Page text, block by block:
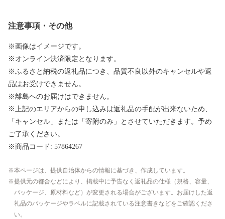
注意事項・その他
※画像はイメージです。
※オンライン決済限定となります。
※ふるさと納税の返礼品につき、品質不良以外のキャンセルや返
品はお受けできません。
※離島へのお届けはできません。
※上記のエリアからの申し込みは返礼品の手配が出来ないため、
「キャンセル」または「寄附のみ」とさせていただきます。予め
ご了承ください。
※商品コード: 57864267
本ページは、提供自治体からの情報に基づき、作成しています。
提供元の都合などにより、掲載中に予告なく返礼品の仕様（規格、容量、
パッケージ、原材料など）が変更される場合がございます。お届けした返
礼品のパッケージやラベルに記載されている注意書きなどをご確認くださ
い。